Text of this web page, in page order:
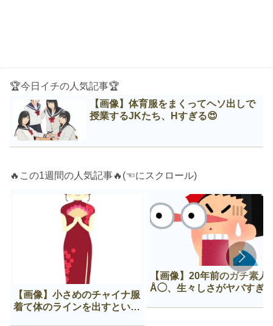
🏆今日イチの人気記事🏆
【画像】体育服をまくってヘソ出しで
授業するJKたち、Нすぎる😍
🔥この1週間の人気記事🔥(☜にスクロール)
【画像】小さめのチャイナ服
着て体のラインを出すという
【画像】20年前のガチ素人
Å◯、生々しさがヤバすぎ